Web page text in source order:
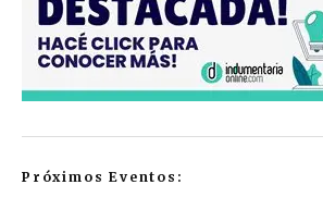
Próximos Eventos: